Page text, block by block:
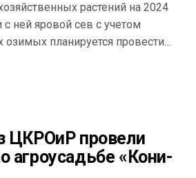
растений на 2024
с ней яровой сев с учетом
планируется провести...
ЦКРОиР провели
агроусадьбе «Кони-